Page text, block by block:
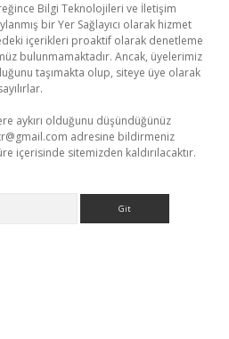
Bilgi Teknolojileri ve İletişim
bir Yer Sağlayıcı olarak hizmet
içerikleri proaktif olarak denetleme
bulunmamaktadır. Ancak, üyelerimiz
taşımakta olup, siteye üye olarak
aykırı olduğunu düşündüğünüz
adresine bildirmeniz
içerisinde sitemizden kaldırılacaktır.